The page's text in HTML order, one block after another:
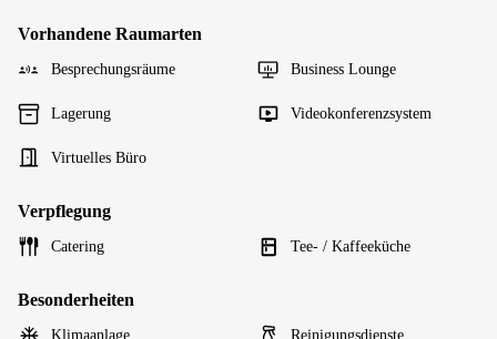
Vorhandene Raumarten
Besprechungsräume Business Lounge
Lagerung Videokonferenzsystem
Virtuelles Büro
Verpflegung
Catering Tee- / Kaffeeküche
Besonderheiten
Klimaanlage Reinigungsdienste